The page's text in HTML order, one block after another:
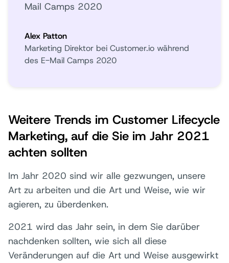
Mail Camps 2020
Alex Patton
Marketing Direktor bei Customer.io während
des E-Mail Camps 2020
Weitere Trends im Customer Lifecycle
Marketing, auf die Sie im Jahr 2021
achten sollten
Im Jahr 2020 sind wir alle gezwungen, unsere
Art zu arbeiten und die Art und Weise, wie wir
agieren, zu überdenken.
2021 wird das Jahr sein, in dem Sie darüber
nachdenken sollten, wie sich all diese
Veränderungen auf die Art und Weise ausgewirkt